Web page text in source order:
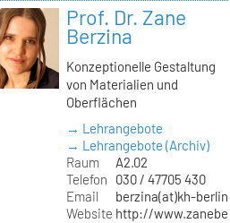
Prof. Dr. Zane
Berzina
Konzeptionelle Gestaltung
von Materialien und
Oberflächen
→ Lehrangebote
→ Lehrangebote (Archiv)
Raum
A2.02
Telefon
030 / 47705 430
Email
berzina(at)kh-
Website http://